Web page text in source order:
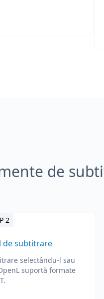
de
2
de subtitrare
selectându-l sau
suportă formate